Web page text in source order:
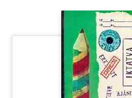
Hobbi, szabadidő